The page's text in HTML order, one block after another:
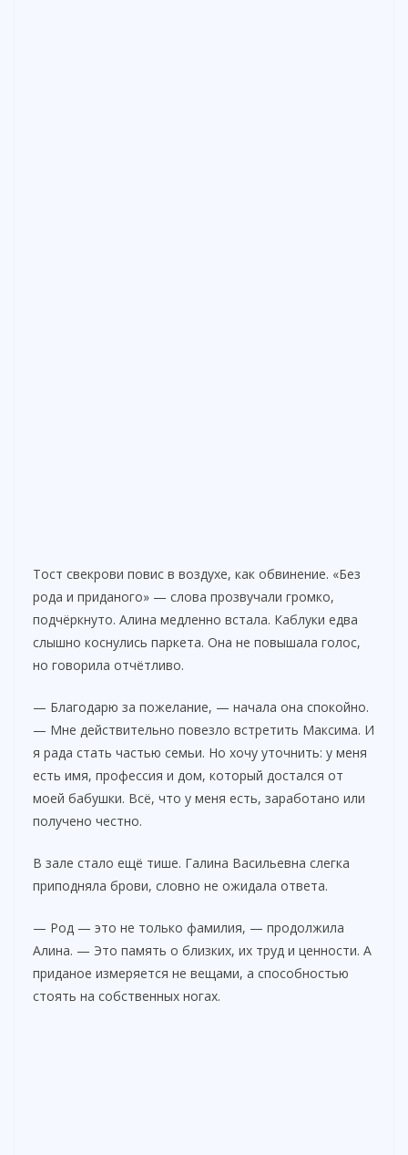
Тост свекрови повис в воздухе, как обвинение. «Без
рода и приданого» — слова прозвучали громко,
подчёркнуто. Алина медленно встала. Каблуки едва
слышно коснулись паркета. Она не повышала голос,
но говорила отчётливо.
— Благодарю за пожелание, — начала она спокойно.
— Мне действительно повезло встретить Максима. И
я рада стать частью семьи. Но хочу уточнить: у меня
есть имя, профессия и дом, который достался от
моей бабушки. Всё, что у меня есть, заработано или
получено честно.
В зале стало ещё тише. Галина Васильевна слегка
приподняла брови, словно не ожидала ответа.
— Род — это не только фамилия, — продолжила
Алина. — Это память о близких, их труд и ценности. А
приданое измеряется не вещами, а способностью
стоять на собственных ногах.